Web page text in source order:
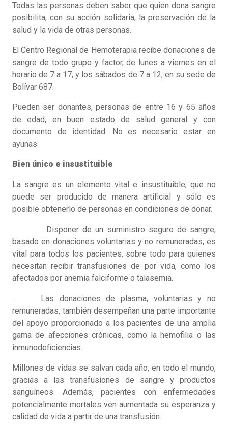
Todas las personas deben saber que quien dona sangre
posibilita, con su acción solidaria, la preservación de la
salud y la vida de otras personas.
El Centro Regional de Hemoterapia recibe donaciones de
sangre de todo grupo y factor, de lunes a viernes en el
horario de 7 a 17, y los sábados de 7 a 12, en su sede de
Bolívar 687.
Pueden ser donantes, personas de entre 16 y 65 años
de edad, en buen estado de salud general y con
documento de identidad. No es necesario estar en
ayunas.
Bien único e insustituible
La sangre es un elemento vital e insustituible, que no
puede ser producido de manera artificial y sólo es
posible obtenerlo de personas en condiciones de donar.
· Disponer de un suministro seguro de sangre,
basado en donaciones voluntarias y no remuneradas, es
vital para todos los pacientes, sobre todo para quienes
necesitan recibir transfusiones de por vida, como los
afectados por anemia falciforme o talasemia.
· Las donaciones de plasma, voluntarias y no
remuneradas, también desempeñan una parte importante
del apoyo proporcionado a los pacientes de una amplia
gama de afecciones crónicas, como la hemofilia o las
inmunodeficiencias.
Millones de vidas se salvan cada año, en todo el mundo,
gracias a las transfusiones de sangre y productos
sanguíneos. Además, pacientes con enfermedades
potencialmente mortales ven aumentada su esperanza y
calidad de vida a partir de una transfusión.